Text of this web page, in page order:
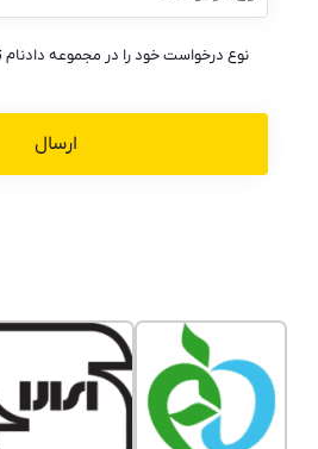
نوع درخواست خود را در مجموعه